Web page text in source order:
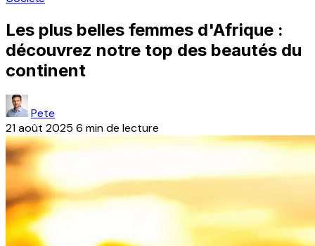
Les plus belles femmes d'Afrique :
découvrez notre top des beautés du
continent
Pete
21 août 2025 6 min de lecture